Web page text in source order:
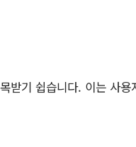
받기 쉽습니다. 이는 사용